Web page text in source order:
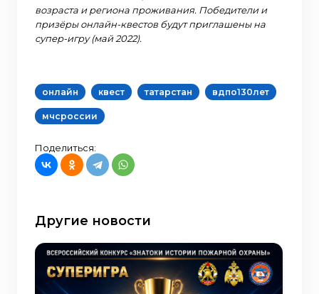
возраста и региона проживания. Победители и
призёры онлайн-квестов будут приглашены на
супер-игру (май 2022).
онлайн квест татарстан вдпо130лет
мчсроссии
Поделиться:
Другие новости